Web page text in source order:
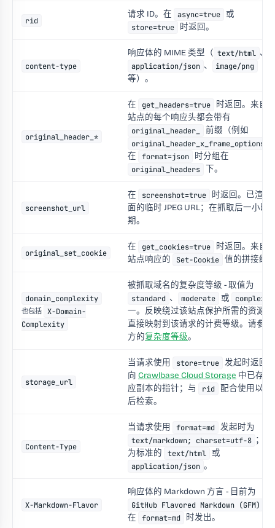
rid
请求 ID。在 async=true 或
store=true 时返回。
content-type
响应体的 MIME 类型（ text/html 、
application/json 、 image/png
等）。
original_header_*
在 get_headers=true
时返回。来自
站点的每个响应头都会带有
original_header_ 前缀（例如
original_header_x_frame_options
在
format=json 时分组在
original_headers 下。
screenshot_url
在 screenshot=true
时返回。已渲染
面的临时 JPEG URL；在抓取后一小时
期。
original_set_cookie
在 get_cookies=true
时返回。来自
站点响应的
Set-Cookie 值的拼接结
domain_complexity
也包括
X-Domain-
Complexity
被抓取域名的复杂度等级 - 取值为
standard 、 moderate 或 complex
一。反映绕过该站点保护所需的资源
直接映射到该请求的计费等级。请参
方的复杂度等级。
storage_url
当请求使用 store=true 发起时返回
向 Crawlbase Cloud Storage 中已存储
应副本的指针；与
rid
配合使用以便
后检索。
Content-Type
当请求使用 format=md 发起时为
text/markdown; charset=utf-8 ；否
为标准的
text/html 或
application/json 。
X-Markdown-Flavor
响应体的 Markdown 方言 - 目前为
GitHub Flavored Markdown (GFM)
在
format=md 时发出。